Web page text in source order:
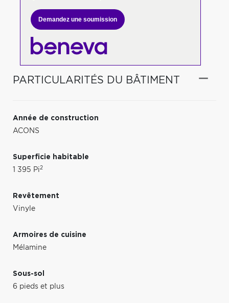
Demandez une soumission
PARTICULARITÉS DU BÂTIMENT
Année de construction
ACONS
Superficie habitable
1 395 Pi2
Revêtement
Vinyle
Armoires de cuisine
Mélamine
Sous-sol
6 pieds et plus